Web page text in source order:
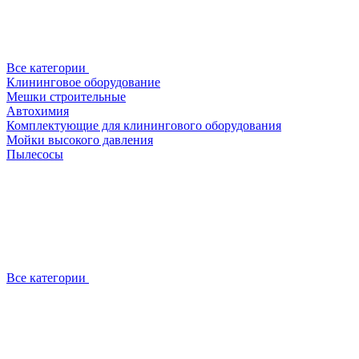
Все категории
Клининговое оборудование
Мешки строительные
Автохимия
Комплектующие для клинингового оборудования
Мойки высокого давления
Пылесосы
Все категории